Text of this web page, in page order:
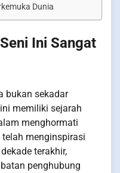
Dunia
Ini Sangat
bukan sekadar
memiliki sejarah
menghormati
menginspirasi
terakhir,
penghubung